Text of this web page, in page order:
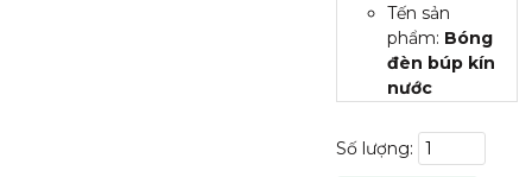
Tến sản
phẩm: Bóng
đèn búp kín
nước
Điện áp:
AC185-265V
Số lượng: